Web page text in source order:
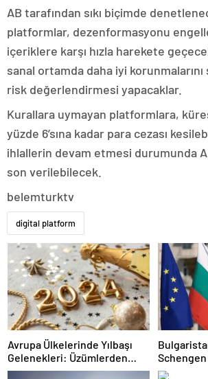
AB tarafından sıkı biçimde
platformlar, dezenformasyonu
içeriklere karşı hızla harekete
sanal ortamda daha iyi
risk değerlendirmesi yapacaklar.
Kurallara uymayan platformlara,
yüzde 6’sına kadar para cezası
ihlallerin devam etmesi durumunda
son verilebilecek.
belemturktv
digital platform
Avrupa Ülkelerinde Yılbaşı
Gelenekleri: Üzümlerden
Ayakkabı Atmaya
Schengen